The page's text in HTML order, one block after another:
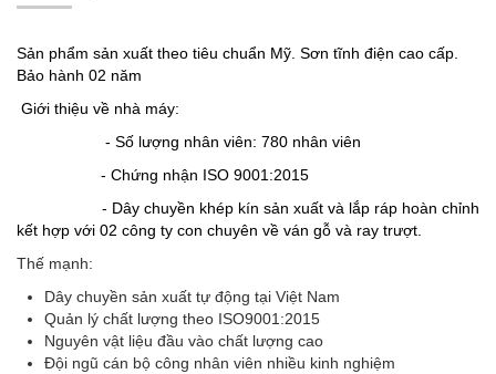
Sản phẩm sản xuất theo tiêu chuẩn Mỹ. Sơn tĩnh điện cao cấp.
Bảo hành 02 năm
Giới thiệu về nhà máy:
- Số lượng nhân viên: 780 nhân viên
- Chứng nhận ISO 9001:2015
- Dây chuyền khép kín sản xuất và lắp ráp hoàn chỉnh
kết hợp với 02 công ty con chuyên về ván gỗ và ray trượt.
Thế mạnh:
Dây chuyền sản xuất tự động tại Việt Nam
Quản lý chất lượng theo ISO9001:2015
Nguyên vật liệu đầu vào chất lượng cao
Đội ngũ cán bộ công nhân viên nhiều kinh nghiệm